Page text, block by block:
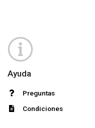
Ayuda
Preguntas
Condiciones